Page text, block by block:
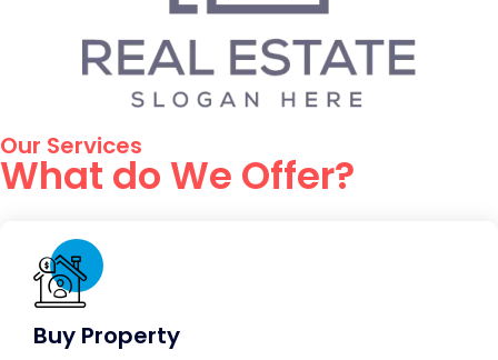
Our Services
What do We Offer?
Buy Property